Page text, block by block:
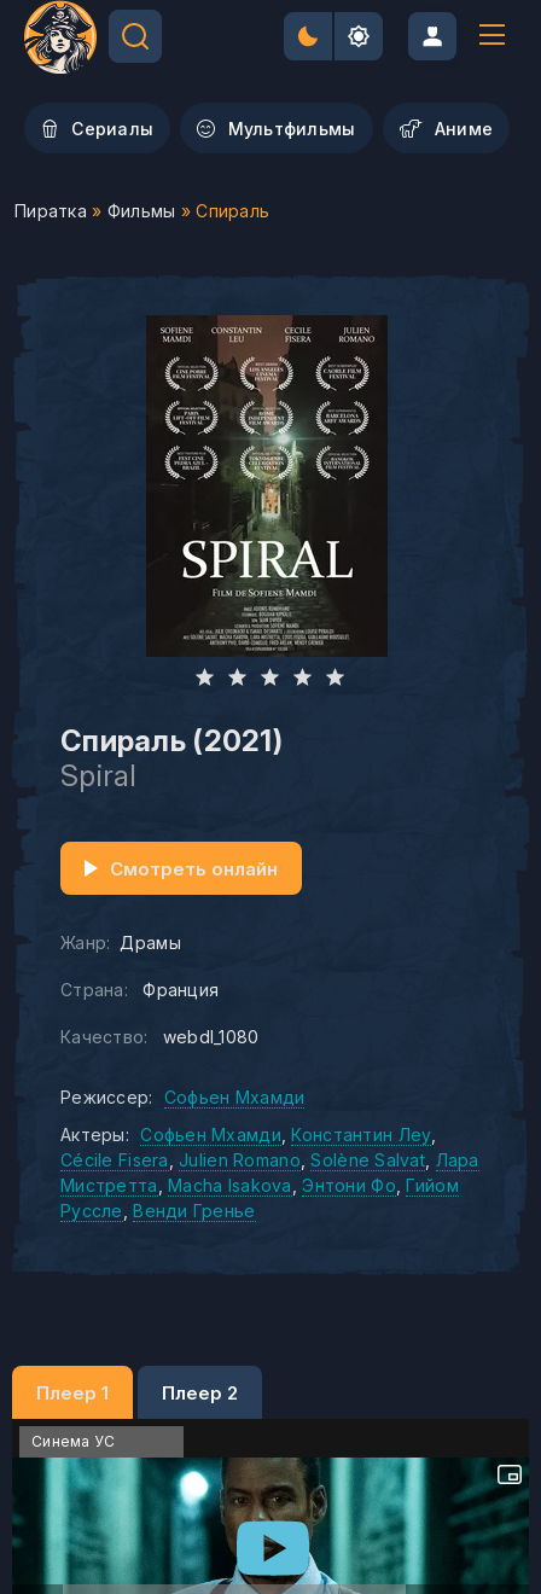
Сериалы Мультфильмы Aниме
Пиратка » Фильмы » Спираль
Спираль (2021)
Spiral
Жанр: Драмы
Страна: Франция
Качество: webdl_1080
Смотреть онлайн
Режиссер:
Софьен Мхамди
Актеры:
Софьен Мхамди Константин Леу
Cécile Fisera
Julien Romano Solène Salvat Лара
Мистретта Macha Isakova Энтони Фо Гийом
Руссле
Венди Гренье
Плеер 1 Плеер 2
Синема УС